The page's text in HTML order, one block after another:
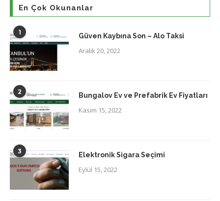
En Çok Okunanlar
1 Güven Kaybına Son – Alo Taksi
Aralık 20, 2022
2 Bungalov Ev ve Prefabrik Ev Fiyatları
Kasım 15, 2022
3 Elektronik Sigara Seçimi
Eylül 15, 2022